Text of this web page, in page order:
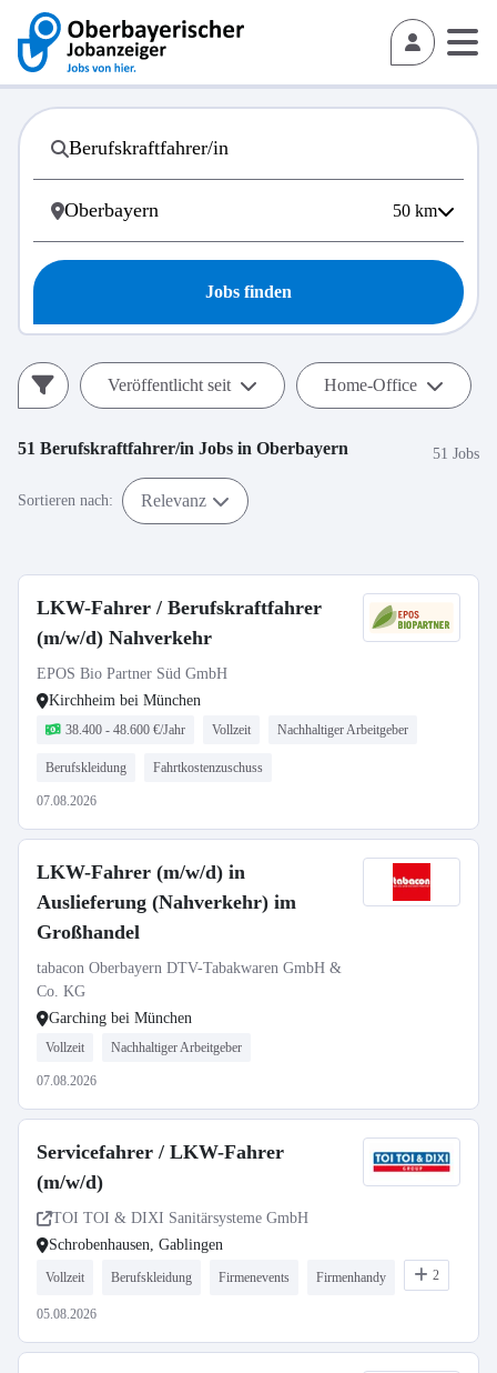
50 km
Jobs finden
Veröffentlicht seit Home-Office
51 Berufskraftfahrer/in Jobs in Oberbayern 51 Jobs
Sortieren nach: Relevanz
LKW-Fahrer / Berufskraftfahrer
(m/w/d) Nahverkehr
EPOS Bio Partner Süd GmbH
Kirchheim bei München
38.400 - 48.600 €/Jahr Vollzeit Nachhaltiger Arbeitgeber
Berufskleidung Fahrtkostenzuschuss
07.08.2026
LKW-Fahrer (m/w/d) in
Auslieferung (Nahverkehr) im
Großhandel
tabacon Oberbayern DTV-Tabakwaren GmbH &
Co. KG
Garching bei München
Vollzeit Nachhaltiger Arbeitgeber
07.08.2026
Servicefahrer / LKW-Fahrer
(m/w/d)
TOI TOI & DIXI Sanitärsysteme GmbH
Schrobenhausen, Gablingen
Vollzeit Berufskleidung Firmenevents Firmenhandy 2
05.08.2026